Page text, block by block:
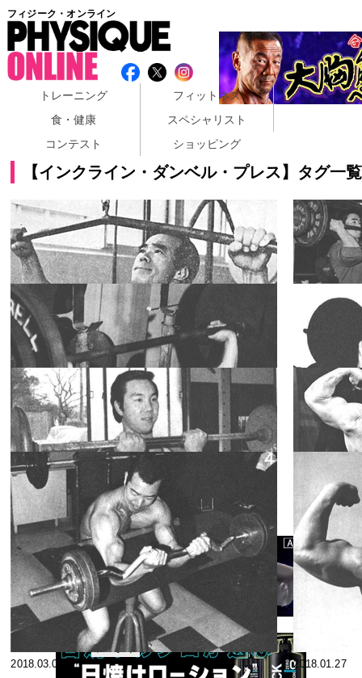
フィジーク・オンライン
トレーニング
フィットネス
食・健康
スペシャリスト
コンテスト
ショッピング
【インクライン・ダンベル・プレス】タグ一覧
2018.07.29
1977年度ミス
ター日本5
位、サンプレ
イ・トレーニ
ング・センタ
ー会長 宮畑
豊選手のトレ
ーニング法
スペシャ
リスト
2018.07.29
2018.06.23
胸のトレーニ
ング 須藤孝三
選手のトレー
ニング・シリ
ーズ《4》
スペシャ
リスト
2018.06.16
2018.05.15
目標はミスタ
ー大阪優勝 木
本五郎選手の
トレーニング
スペシャ
リスト
2018.05.11
2018.03.02 2018.01.27